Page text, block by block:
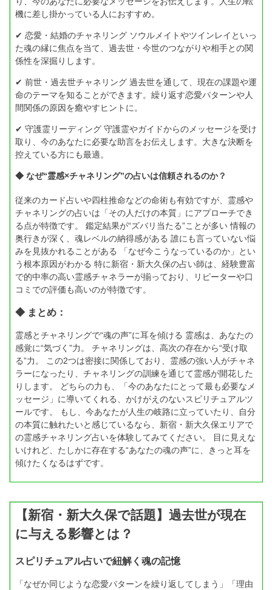
機に差し掛かっている人におすすめ。
✔ 恋愛・結婚のチャネリング ソウルメイトやツインレイといっ
た魂の縁に焦点を当て、過去世・今世のつながりや相手との関
係性を深掘りします。
✔ 前世・過去世チャネリング 過去世を通して、現在の課題や運
命のテーマを知ることができます。繰り返す恋愛パターンや人
間関係の原因を癒やすヒントに。
✔ 守護霊リーディング 守護霊やガイドからのメッセージを受け
取り、今のあなたに必要な助言をお伝えします。大きな決断を
控えている方にも最適。
◆ なぜ“霊感×チャネリング”の占いは信頼されるのか？
従来のカード占いや四柱推命などの命術も有効ですが、霊感や
チャネリングの占いは「その人だけの本質」にアプローチでき
る点が特徴です。 鑑定結果が“ズバリ当たる”ことが多い 情報の
奥行きが深く、魂レベルの納得感がある 誰にも言っていない悩
みを見抜かれることがある 「なぜ今こうなっているのか」とい
う根本原因がわかる 特に新宿・新大久保の占い師は、経験豊富
で的中率の高い霊感チャネラーが揃っており、リピーターや口
コミでの評価も高いのが特徴です。
◆ まとめ：
霊感とチャネリングで“魂の声”に耳を傾ける 霊感は、あなたの
感覚に“気づく”力。 チャネリングは、高次の存在から“受け取
る”力。 この2つは密接に関係しており、霊感の強い人がチャネ
ラーになったり、チャネリングの訓練を通じて霊感が開花した
りします。 どちらの力も、「今のあなたにとって最も必要なメ
ッセージ」に導いてくれる、かけがえのないスピリチュアルツ
ールです。 もし、今あなたが人生の岐路に立っていたり、自分
の本質に触れたいと感じているなら、新宿・新大久保エリアで
の霊感チャネリング占いを体験してみてください。 目に見えな
いけれど、たしかに存在する“あなたの魂の声”に、きっと耳を
傾けたくなるはずです。
【新宿・新大久保で話題】過去世が現在
に与える影響とは？
スピリチュアル占いで紐解く魂の記憶
「なぜか同じような恋愛パターンを繰り返してしまう」「理由